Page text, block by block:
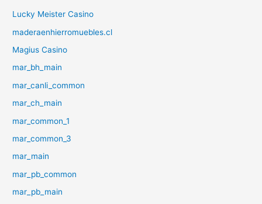
Lucky Meister Casino
maderaenhierromuebles.cl
Magius Casino
mar_bh_main
mar_canli_common
mar_ch_main
mar_common_1
mar_common_3
mar_main
mar_pb_common
mar_pb_main